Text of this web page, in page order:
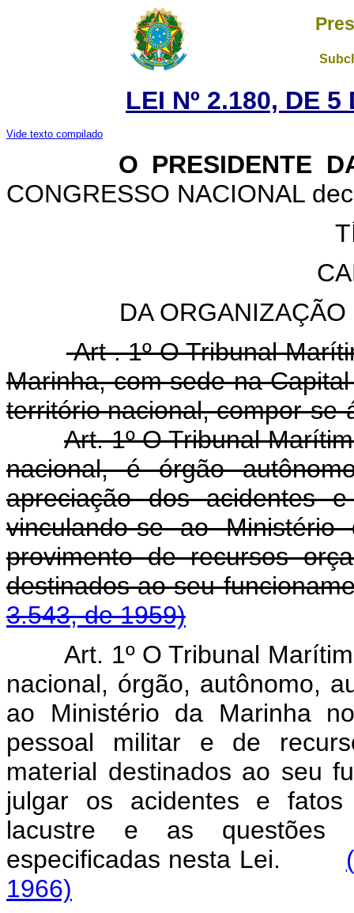
LEI Nº 2.180, DE 5
Vide texto compilado
O PRESIDENTE DA
CONGRESSO NACIONAL
DA
Art . 1º O Tribunal
Marinha, com sede na
território nacional, compor-
Art. 1º O Tribunal
nacional, é órgão
apreciação dos acidentes
vinculando-se ao
provimento de recursos
destinados ao seu
3.543, de 1959)
Art. 1º O Tribunal
nacional, órgão, autônomo,
ao Ministério da Marinha
pessoal militar e de
material destinados ao seu
julgar os acidentes e
lacustre e as questões
especificadas nesta Lei.
1966)